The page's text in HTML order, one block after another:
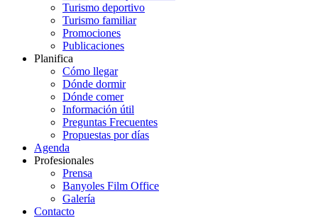
Turismo deportivo
Turismo familiar
Promociones
Publicaciones
Planifica
Cómo llegar
Dónde dormir
Dónde comer
Información útil
Preguntas Frecuentes
Propuestas por días
Agenda
Profesionales
Prensa
Banyoles Film Office
Galería
Contacto